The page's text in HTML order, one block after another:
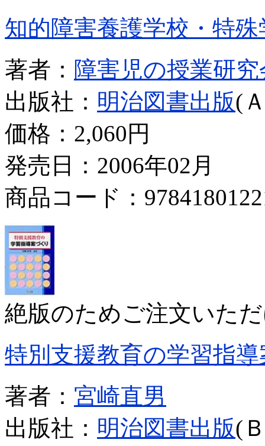
知的障害養護学校・特殊
著者： 障害児の授業研究
出版社： 明治図書出版(
価格： 2,060円
発売日：2006年02月
商品コード：
絶版のためご注文いた
特別支援教育の学習指
著者： 宮崎直男
出版社： 明治図書出版(